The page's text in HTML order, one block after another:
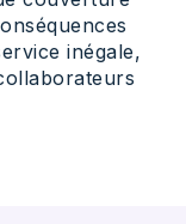
inégale,